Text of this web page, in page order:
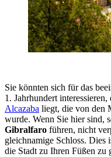
Sie könnten sich für das
1. Jahrhundert
Alcazaba liegt, die von den
wurde. Wenn Sie hier sind,
Gibralfaro führen, nicht
gleichnamige Schloss. Dies
die Stadt zu Ihren Füßen zu